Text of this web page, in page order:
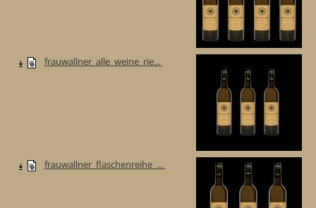
frauwallner_alle_weine_rie...
frauwallner_flaschenreihe_...